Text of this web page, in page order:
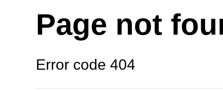
Page not
Error code 404